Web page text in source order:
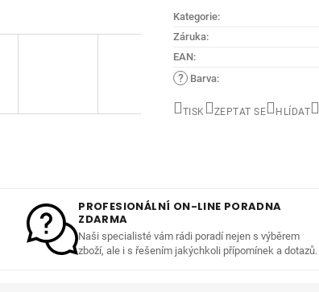
Kategorie:
Záruka:
EAN:
? Barva:
TISK ZEPTAT SE HLÍDAT
PROFESIONÁLNÍ ON-LINE PORADNA
ZDARMA
Naši specialisté vám rádi poradí nejen s výběrem
zboží, ale i s řešením jakýchkoli přípomínek a dotazů.